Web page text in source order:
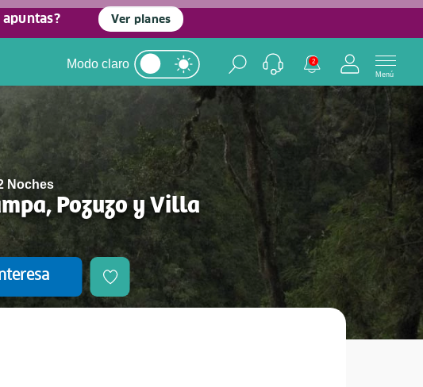
apuntas? Ver planes
Modo claro 2
Menú
Noches
Pozuzo y Villa